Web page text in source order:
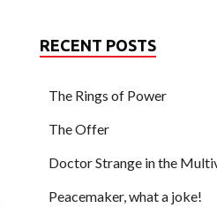
RECENT POSTS
The Rings of Power
The Offer
Doctor Strange in the
Peacemaker, what a joke!